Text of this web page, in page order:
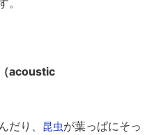
。
（acoustic
だり、 昆虫が葉っぱにそっ